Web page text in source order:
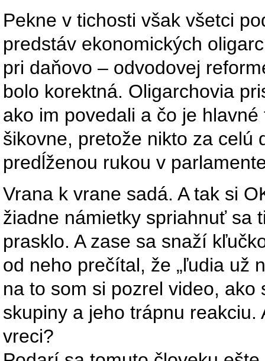
Pekne v tichosti však všetci
predstáv ekonomických
pri daňovo – odvodovej
bolo korektná. Oligarchovia
ako im povedali a čo je
šikovne, pretože nikto za celú
predĺženou rukou v
Vrana k vrane sadá. A tak si
žiadne námietky spriahnuť sa
prasklo. A zase sa snaží
od neho prečítal, že „ľudia už
na to som si pozrel video,
skupiny a jeho trápnu
vreci?